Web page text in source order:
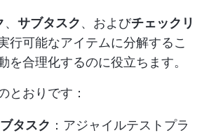
、 サブタスク、およびチェックリ
行可能なアイテムに分解するこ
を合理化するのに役立ちます。
とおりです：
タスク ：アジャイルテストプラ